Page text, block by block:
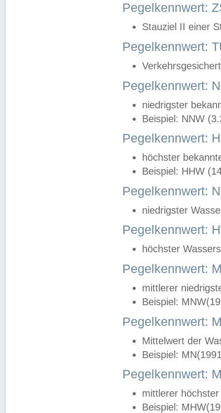
Pegelkennwert:
Stauziel II einer
Pegelkennwert:
Pegelkennwert:
niedrigster
Beispiel: NNW
Pegelkennwert:
höchster
Beispiel: HHW
Pegelkennwert:
niedrigster
Pegelkennwert:
höchster
Pegelkennwert:
mittlerer
Beispiel:
Pegelkennwert:
Mittelwert der
Beispiel:
Pegelkennwert:
mittlerer
Beispiel: